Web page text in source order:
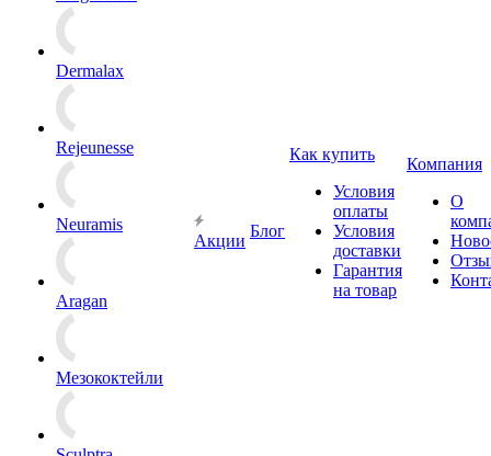
Dermalax
Rejeunesse
Neuramis
Aragan
Мезококтейли
Акции
Блог
Как купить
Условия
оплаты
Условия
доставки
Гарантия
на товар
Компания
О